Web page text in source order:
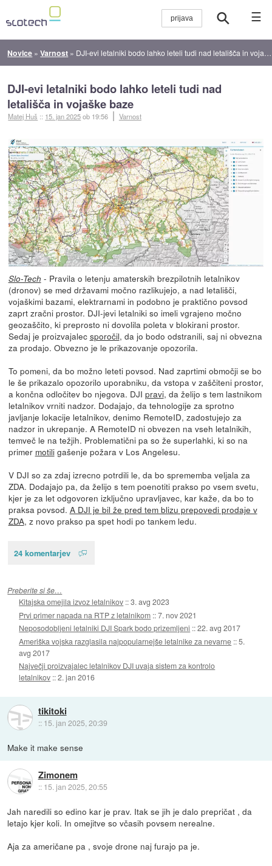
☰
Novice »Varnost » DJI-evi letalniki bodo lahko leteli tudi nad letališča in vojaške baze
DJI-evi letalniki bodo lahko leteli tudi nad
letališča in vojaške baze
Matej Huš :: 15. jan 2025ob 19:56 Varnost
Slo-Tech - Pravila o letenju amaterskih brezpilotnih letalnikov
(dronov) se med državami močno razlikujejo, a nad letališči,
vojaškimi bazami, elektrarnami in podobno je praktično povsod
zaprt zračni prostor. DJI-jevi letalniki so imeli vgrajeno močno
geozaščito, ki preprosto ni dovolila poleta v blokirani prostor.
Sedaj je proizvajalec sporočil, da jo bodo odstranili, saj ni obvezna
za prodajo. Obvezno je le prikazovanje opozorila.
To pomeni, da bo možno leteti povsod. Nad zaprtimi območji se bo
le še prikazalo opozorilo uporabniku, da vstopa v zaščiteni prostor,
a končna odločitev bo njegova. DJI pravi, da želijo s tem lastnikom
letalnikov vrniti nadzor. Dodajajo, da tehnologije za sprotno
javljanje lokacije letalnikov, denimo RemoteID, zadostujejo za
nadzor in ukrepanje. A RemoteID ni obvezen na vseh letalnikih,
temveč le na težjih. Problematični pa so že superlahki, ki so na
primer motiligašenje požara v Los Angelesu.
V DJI so za zdaj izrecno potrdili le, da bo sprememba veljala za
ZDA. Dodajajo pa, da želijo s tem poenotiti prakso po vsem svetu,
kjer je za let odgovoren izključno upravljavec, kar kaže, da bo to
praksa povsod. A DJI je bil že pred tem blizu prepovedi prodaje v
ZDA, z novo prakso pa spet hodi po tankem ledu.
24 komentarjev
Preberite si še…
Kitajska omejila izvoz letalnikov ::3. avg 2023
Prvi primer napada na RTP z letalnikom ::7. nov 2021
Neposodobljeni letalniki DJI Spark bodo prizemljeni ::22. avg 2017
Ameriška vojska razglasila najpopularnejše letalnike za nevarne ::5.
avg 2017
Največji proizvajalec letalnikov DJI uvaja sistem za kontrolo
letalnikov ::2. jan 2016
tikitoki
:: 15. jan 2025, 20:39
Make it make sense
Zimonem
:: 15. jan 2025, 20:55
Jah naredili so edino kar je prav. Itak se jih je dalo prepričat , da
letajo kjer koli. In omejitve so včasih povsem nerealne.
Aja za američane pa , svoje drone naj furajo pa je.